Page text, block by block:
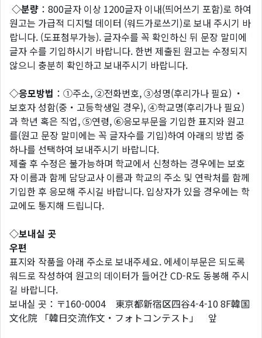
◇분량 ：800글자 이상 1200글자 이내(띄어쓰기 포함)로 하여
원고는 가급적 디지털 데이터 (워드가로쓰기)로 보내 주시기 바
랍니다. (도표첨부가능). 글자수를 꼭 확인하신 뒤 문장 말미에
글자 수를 기입하시기 바랍니다. 한번 제출된 원고는 수정되지
않으니 충분히 확인하고 보내주시기 바랍니다.
◇응모방법 ：①주소, ②전화번호, ③성명(후리가나 필요) ・
보호자 성함(중・고등학생일 경우), ④학교명(후리가나 필요)
과 학년 혹은 직업, ⑤연령, ⑥응모부문을 기입한 표지와 원고
를(원고 문장 말미에는 꼭 글자수를 기입)하여 아래의 방법 중
하나를 선택하여 보내주시기 바랍니다.
제출 후 수정은 불가능하며 학교에서 신청하는 경우에는 보호
자 이름과 함께 담당교사 이름과 학교의 주소 및 연락처를 함께
기입한 후 응모해 주시길 바랍니다. 입상자가 있을 경우에는 학
교에도 통지해 드립니다.
◇보내실 곳
우편
표지와 작품을 아래 주소로 보내주세요. 에세이부문은 되도록
워드로 작성하여 원고의 데이터가 들어간 CD-R도 동봉해 주시
길 바랍니다.
보내실 곳：〒160-0004 東京都新宿区四谷4-4-10 8F韓国
文化院 「韓日交流作文・フォトコンテスト」 앞